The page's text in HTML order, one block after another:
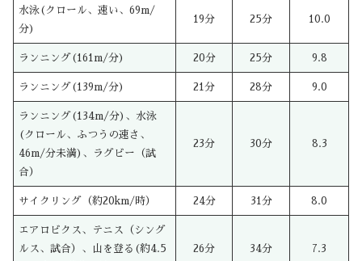
水泳(クロール、速い、69m/
分)
19分 25分 10.0
ランニング(161m/分) 20分 25分 9.8
ランニング(139m/分) 21分 28分 9.0
ランニング(134m/分)、水泳
(クロール、ふつうの速さ、
46m/分未満)、ラグビー（試
合）
23分 30分 8.3
サイクリング（約20km/時） 24分 31分 8.0
エアロビクス、テニス（シング
ルス、試合）、山を登る(約4.5
26分 34分 7.3